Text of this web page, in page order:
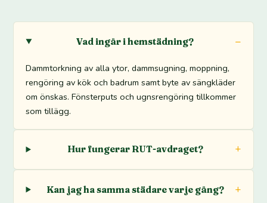
Vad ingår i hemstädning?
Dammtorkning av alla ytor, dammsugning, moppning,
rengöring av kök och badrum samt byte av sängkläder
om önskas. Fönsterputs och ugnsrengöring tillkommer
som tillägg.
Hur fungerar RUT-avdraget?
Kan jag ha samma städare varje gång?